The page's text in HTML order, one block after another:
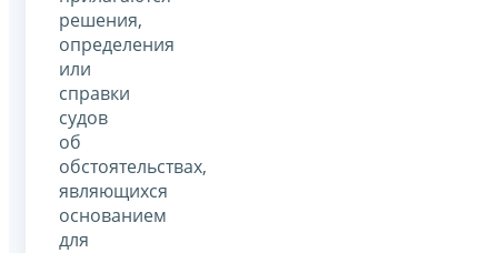
решения,
определения
или
справки
судов
об
обстоятельствах,
являющихся
основанием
для